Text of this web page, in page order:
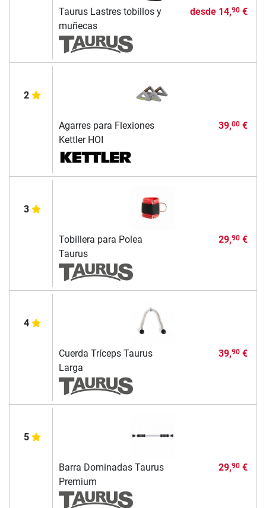
Taurus Lastres tobillos y
muñecas
desde 14,90€
2
Agarres para Flexiones
Kettler HOI
39,00€
3
Tobillera para Polea
Taurus
29,90€
4
Cuerda Tríceps Taurus
Larga
39,90€
5
Barra Dominadas Taurus
Premium
29,90€